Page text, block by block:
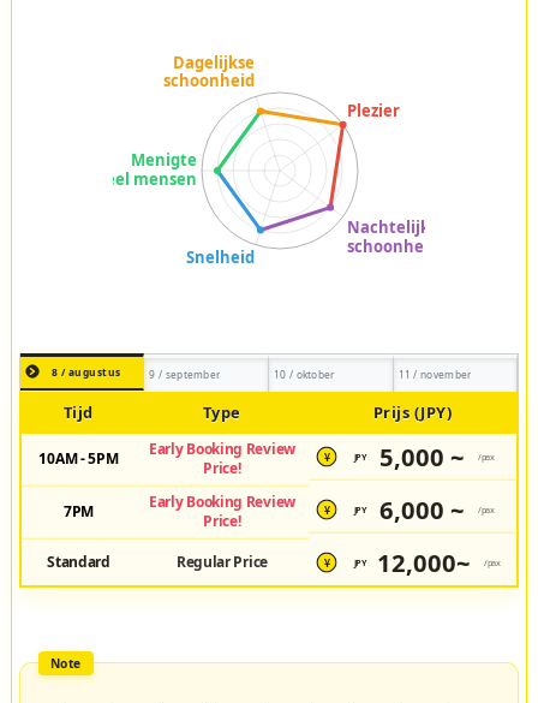
8 / augustus 9 / september 10 / oktober 11 / november
Tijd Type Prijs (JPY)
10AM - 5PM
Early Booking Review
Price!
¥ JPY 5,000 ~ /pax
7PM
Early Booking Review
Price!
¥ JPY 6,000 ~ /pax
Standard Regular Price ¥ JPY 12,000~ /pax